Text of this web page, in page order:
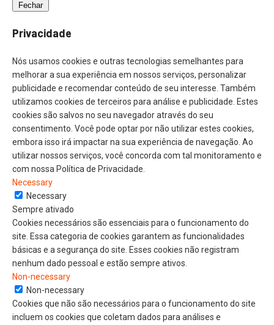
Fechar
Privacidade
Nós usamos cookies e outras tecnologias semelhantes para
melhorar a sua experiência em nossos serviços, personalizar
publicidade e recomendar conteúdo de seu interesse. Também
utilizamos cookies de terceiros para análise e publicidade. Estes
cookies são salvos no seu navegador através do seu
consentimento. Você pode optar por não utilizar estes cookies,
embora isso irá impactar na sua experiência de navegação. Ao
utilizar nossos serviços, você concorda com tal monitoramento e
com nossa Política de Privacidade.
Necessary
Necessary
Sempre ativado
Cookies necessários são essenciais para o funcionamento do
site. Essa categoria de cookies garantem as funcionalidades
básicas e a segurança do site. Esses cookies não registram
nenhum dado pessoal e estão sempre ativos.
Non-necessary
Non-necessary
Cookies que não são necessários para o funcionamento do site
incluem os cookies que coletam dados para análises e